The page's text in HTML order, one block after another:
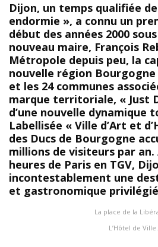
Dijon, un temps qualifiée
endormie », a connu un
début des années 2000
nouveau maire, François
Métropole depuis peu, la
nouvelle région Bourgogne
et les 24 communes
marque territoriale, « Just
d’une nouvelle dynamique
Labellisée « Ville d’Art et
des Ducs de Bourgogne
millions de visiteurs par an.
heures de Paris en TGV,
incontestablement une
et gastronomique
La place de la
L’Hôtel de Ville.